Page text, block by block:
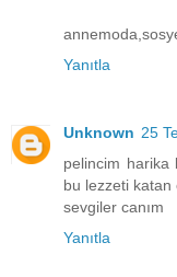
Yanıtla
Unknown 25
pelincim harika
bu lezzeti katan
sevgiler canım
Yanıtla